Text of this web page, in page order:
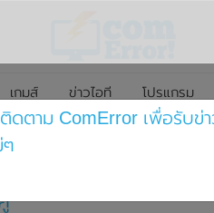
เกมส์ ข่าวไอที โปรแกรม
2 Pro สมาร์ทโฟนเกมมิ่งรุ่นให
นเกมมิ่งรุ่นใหม่ มาพร้อ
ดตาม ComError เพื่อรับข่า
ๆ